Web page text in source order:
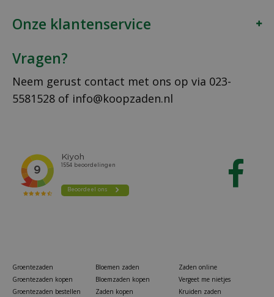
Onze klantenservice
Vragen?
Neem gerust contact met ons op via 023-
5581528 of info@koopzaden.nl
Groentezaden
Groentezaden kopen
Groentezaden bestellen
Bloemen zaden
Bloemzaden kopen
Zaden kopen
Zaden online
Vergeet me nietjes
Kruiden zaden